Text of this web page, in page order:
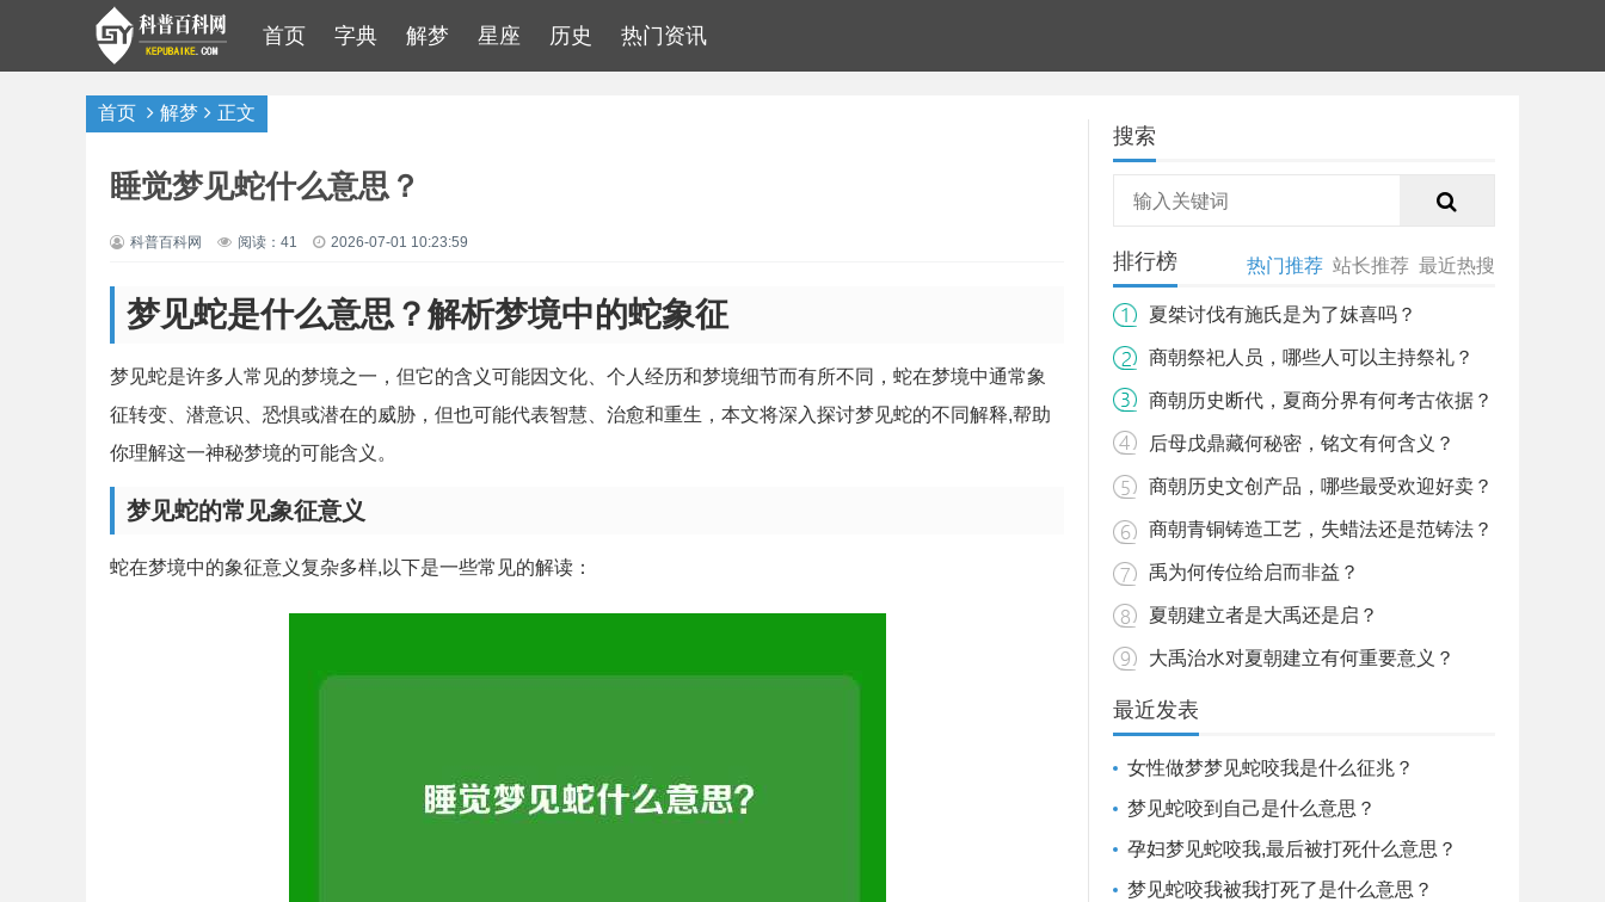
首页 字典 解梦 星座 历史 热门资讯
首页 解梦 正文
睡觉梦见蛇什么意思？
科普百科网 阅读：41 2026-07-01 10:23:59
梦见蛇是什么意思？解析梦境中的蛇象征
梦见蛇是许多人常见的梦境之一，但它的含义可能因文化、个人经历和梦境细节而有所不同，蛇在梦境中通常象
征转变、潜意识、恐惧或潜在的威胁，但也可能代表智慧、治愈和重生，本文将深入探讨梦见蛇的不同解释,帮助
你理解这一神秘梦境的可能含义。
梦见蛇的常见象征意义
蛇在梦境中的象征意义复杂多样,以下是一些常见的解读：
搜索
排行榜 热门推荐 站长推荐 最近热搜
夏桀讨伐有施氏是为了妺喜吗？
商朝祭祀人员，哪些人可以主持祭礼？
商朝历史断代，夏商分界有何考古依据？
后母戊鼎藏何秘密，铭文有何含义？
商朝历史文创产品，哪些最受欢迎好卖？
商朝青铜铸造工艺，失蜡法还是范铸法？
禹为何传位给启而非益？
夏朝建立者是大禹还是启？
大禹治水对夏朝建立有何重要意义？
最近发表
女性做梦梦见蛇咬我是什么征兆？
梦见蛇咬到自己是什么意思？
孕妇梦见蛇咬我,最后被打死什么意思？
梦见蛇咬我被我打死了是什么意思？